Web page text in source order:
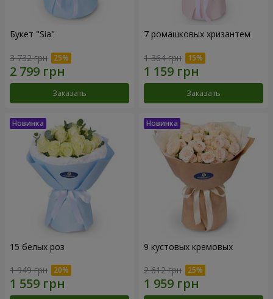
Букет "Sia"
3 732 грн
Заказать
7 ромашковых хризантем
1 364 грн
Заказать
15 белых роз
1 949 грн
9 кустовых кремовых
2 612 грн